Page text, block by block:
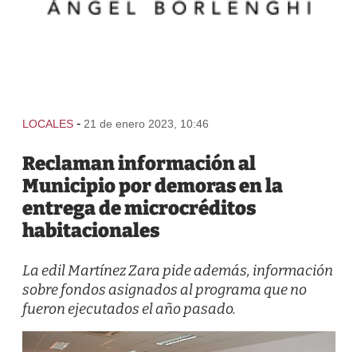
LOCALES - 21 de enero 2023, 10:46
Reclaman información al
Municipio por demoras en la
entrega de microcréditos
habitacionales
La edil Martínez Zara pide además, información
sobre fondos asignados al programa que no
fueron ejecutados el año pasado.